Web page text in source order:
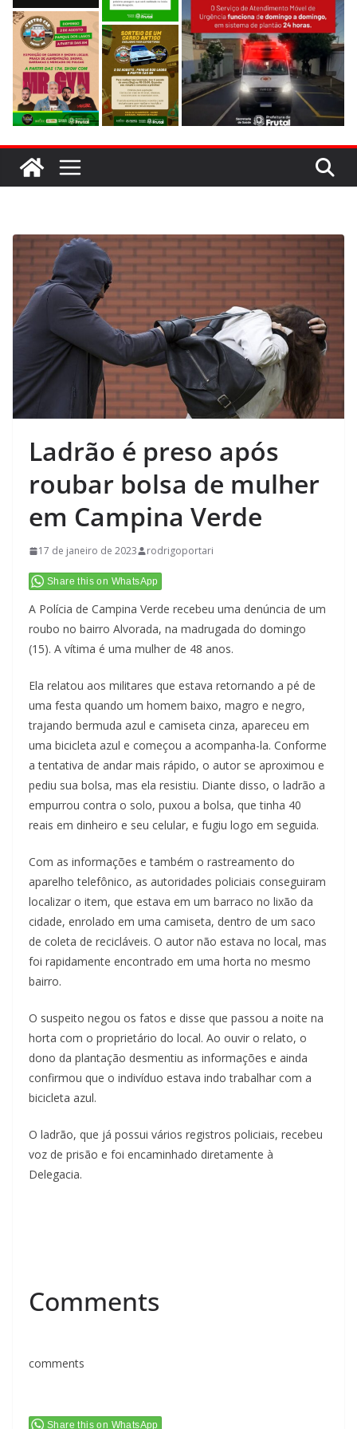
Ladrão é preso após
roubar bolsa de mulher
em Campina Verde
17 de janeiro de 2023 rodrigoportari
Share this on WhatsApp
A Polícia de Campina Verde recebeu uma denúncia de um
roubo no bairro Alvorada, na madrugada do domingo
(15). A vítima é uma mulher de 48 anos.
Ela relatou aos militares que estava retornando a pé de
uma festa quando um homem baixo, magro e negro,
trajando bermuda azul e camiseta cinza, apareceu em
uma bicicleta azul e começou a acompanha-la. Conforme
a tentativa de andar mais rápido, o autor se aproximou e
pediu sua bolsa, mas ela resistiu. Diante disso, o ladrão a
empurrou contra o solo, puxou a bolsa, que tinha 40
reais em dinheiro e seu celular, e fugiu logo em seguida.
Com as informações e também o rastreamento do
aparelho telefônico, as autoridades policiais conseguiram
localizar o item, que estava em um barraco no lixão da
cidade, enrolado em uma camiseta, dentro de um saco
de coleta de recicláveis. O autor não estava no local, mas
foi rapidamente encontrado em uma horta no mesmo
bairro.
O suspeito negou os fatos e disse que passou a noite na
horta com o proprietário do local. Ao ouvir o relato, o
dono da plantação desmentiu as informações e ainda
confirmou que o indivíduo estava indo trabalhar com a
bicicleta azul.
O ladrão, que já possui vários registros policiais, recebeu
voz de prisão e foi encaminhado diretamente à
Delegacia.
Comments
comments
Share this on WhatsApp